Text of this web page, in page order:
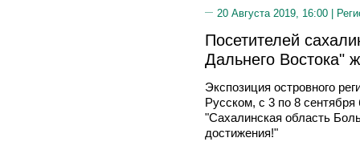
20 Августа 2019, 16:00 |
Посетителей
Дальнего Востока"
Экспозиция островного
Русском, с 3 по 8
"Сахалинская область
достижения!"